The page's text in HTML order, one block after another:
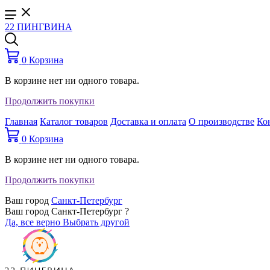
22 ПИНГВИНА
0 Корзина
В корзине нет ни одного товара.
Продолжить покупки
Главная Каталог товаров Доставка и оплата О производстве
0 Корзина
В корзине нет ни одного товара.
Продолжить покупки
Ваш город Санкт-Петербург
Ваш город Санкт-Петербург ?
Да, все верно Выбрать другой